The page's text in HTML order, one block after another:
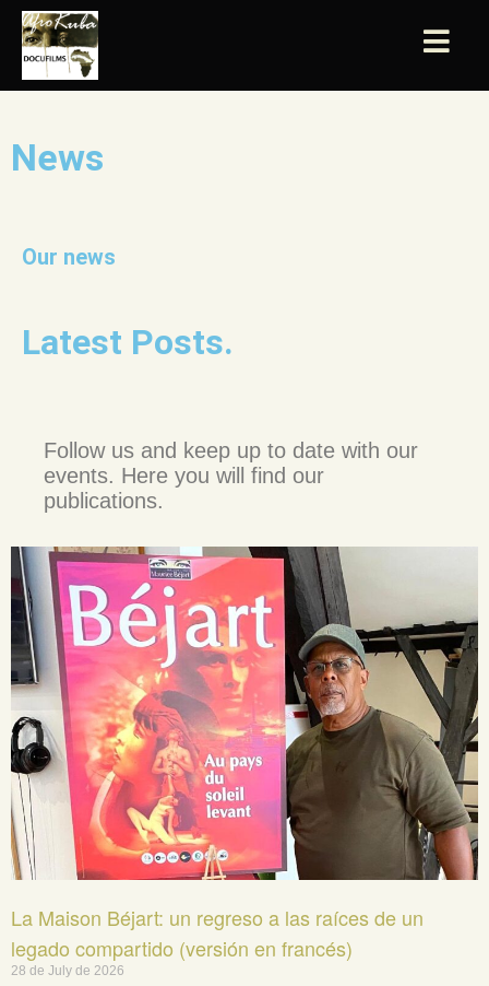
News
Our news
Latest Posts.
Follow us and keep up to date with our
events. Here you will find our
publications.
La Maison Béjart: un regreso a las raíces de un
legado compartido (versión en francés)
28 de July de 2026